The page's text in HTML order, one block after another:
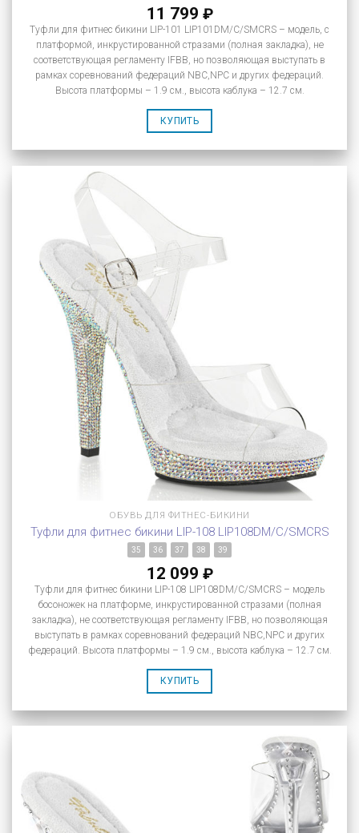
11 799 ₽
Туфли для фитнес бикини LIP-101 LIP101DM/C/SMCRS – модель, с
платформой, инкрустированной стразами (полная закладка), не
соответствующая регламенту IFBB, но позволяющая выступать в
рамках соревнований федераций NBC,NPC и других федераций.
Высота платформы – 1.9 см., высота каблука – 12.7 см.
КУПИТЬ
ОБУВЬ ДЛЯ ФИТНЕС-БИКИНИ
Туфли для фитнес бикини LIP-108 LIP108DM/C/SMCRS
35 36 37 38 39
12 099 ₽
Туфли для фитнес бикини LIP-108 LIP108DM/C/SMCRS – модель
босоножек на платформе, инкрустированной стразами (полная
закладка), не соответствующая регламенту IFBB, но позволяющая
выступать в рамках соревнований федераций NBC,NPC и других
федераций. Высота платформы – 1.9 см., высота каблука – 12.7 см.
КУПИТЬ